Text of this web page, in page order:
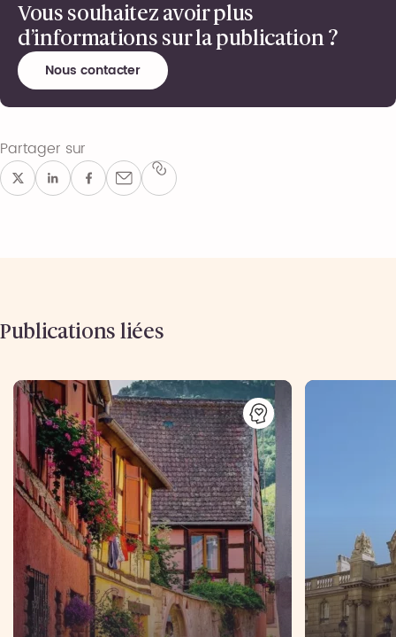
Vous souhaitez avoir plus
d’informations sur la publication ?
Nous contacter
Partager sur
Publications liées